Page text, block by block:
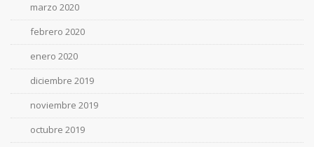
marzo 2020
febrero 2020
enero 2020
diciembre 2019
noviembre 2019
octubre 2019